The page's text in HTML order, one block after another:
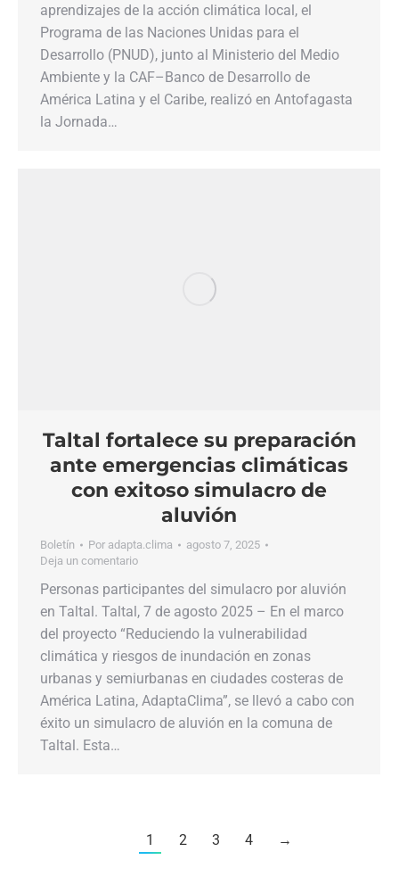
aprendizajes de la acción climática local, el
Programa de las Naciones Unidas para el
Desarrollo (PNUD), junto al Ministerio del Medio
Ambiente y la CAF–Banco de Desarrollo de
América Latina y el Caribe, realizó en Antofagasta
la Jornada…
Taltal fortalece su preparación
ante emergencias climáticas
con exitoso simulacro de
aluvión
Boletín Por adapta.clima
agosto 7, 2025
Deja un comentario
Personas participantes del simulacro por aluvión
en Taltal. Taltal, 7 de agosto 2025 – En el marco
del proyecto “Reduciendo la vulnerabilidad
climática y riesgos de inundación en zonas
urbanas y semiurbanas en ciudades costeras de
América Latina, AdaptaClima”, se llevó a cabo con
éxito un simulacro de aluvión en la comuna de
Taltal. Esta…
1 2 3 4 →